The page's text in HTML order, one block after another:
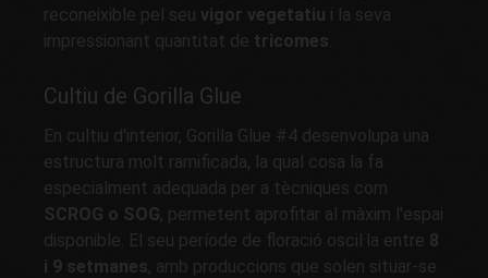
reconeixible pel seu vigor vegetatiu i la seva
impressionant quantitat de tricomes
Cultiu de Gorilla Glue
En cultiu d'interior, Gorilla Glue #4 desenvolupa una
estructura molt ramificada, la qual cosa la fa
especialment adequada per a tècniques com
SCROG o SOG, permetent aprofitar al màxim l'espai
disponible. El seu període de floració oscil·la entre 8
i 9 setmanes, amb produccions que solen situar-se